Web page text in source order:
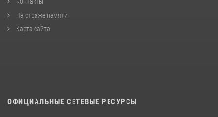
На страже памяти
Карта сайта
ОФИЦИАЛЬНЫЕ СЕТЕВЫЕ РЕСУРСЫ